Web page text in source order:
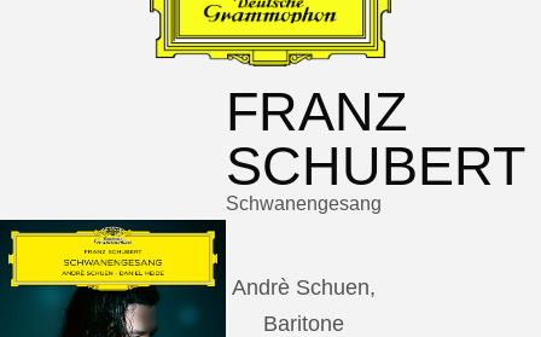
FRANZ
SCHUBERT
Schwanengesang
Andrè Schuen,
Baritone